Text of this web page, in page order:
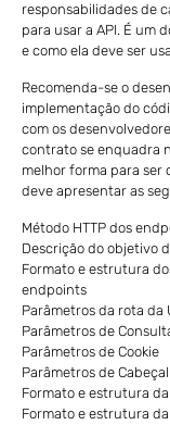
responsabilidades de
para usar a API. É um
e como ela deve ser
Recomenda-se o
implementação do
com os
contrato se enquadra
melhor forma para ser
deve apresentar as
Método HTTP dos
Descrição do objetivo
Formato e estrutura
endpoints
Parâmetros da rota da
Parâmetros de
Parâmetros de Cookie
Parâmetros de
Formato e estrutura
Formato e estrutura